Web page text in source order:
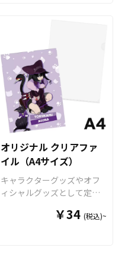
等をいれて使用できます。
販売に必要な資材も取り揃
えておりますので、お客様
にはデザインをご入稿いた
だくだけでオリジナル商品
として販売していただくこ
とができます。 短納期・小
ロットでの対応も可能です
のでご不明点がありました
ら、個人のお客様から企
業・業者のかた問わずお気
軽にご相談ください。
オリジナル クリアファ
イル（A4サイズ）
キャラクターグッズやオフ
ィシャルグッズとして定番
店のクリアファイルは厚み
￥34 (税込)~